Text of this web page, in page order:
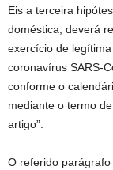
Eis a terceira
doméstica, deverá
exercício de
coronavírus SARS-
conforme o
mediante o termo
artigo”.
O referido